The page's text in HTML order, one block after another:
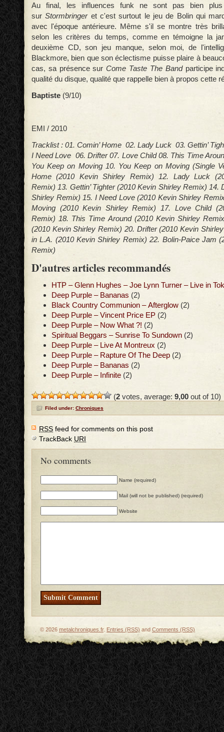
Au final, les influences funk ne sont pas bien plus
surStormbringer et c'est surtout le jeu de Bolin qui
avec l'époque antérieure. Même s'il se montre très
selon les critères du temps, comme en témoigne la
deuxième CD, son jeu manque, selon moi, de
Blackmore, bien que son éclectisme puisse plaire à
cas, sa présence surCome Taste The Band participe
qualité du disque, qualité que rappelle bien à propos cette
Baptiste (9/10)
EMI / 2010
Tracklist : 01. Comin’ Home 02. Lady Luck 03. Gettin’
I Need Love 06. Drifter 07. Love Child 08. This Time
You Keep on Moving 10. You Keep on Moving (Single
Home (2010 Kevin Shirley Remix) 12. Lady Luck
Remix) 13. Gettin’ Tighter (2010 Kevin Shirley Remix) 14.
Shirley Remix) 15. I Need Love (2010 Kevin Shirley
Moving (2010 Kevin Shirley Remix) 17. Love Child
Remix) 18. This Time Around (2010 Kevin Shirley
(2010 Kevin Shirley Remix) 20. Drifter (2010 Kevin
in L.A. (2010 Kevin Shirley Remix) 22. Bolin-Paice Jam
Remix)
D'autres articles recommandés
HTP – Glenn Hughes – Joe Lynn Turner – Live in
Deep Purple – Bananas (2)
Black Country Communion – Afterglow (2)
Deep Purple – Vincent Price EP (2)
Deep Purple – Now What ?! (2)
Spiritual Beggars – Sunrise To Sundown (2)
Deep Purple – Live At Montreux (2)
Deep Purple – Rapture Of The Deep (2)
Deep Purple – Bananas (2)
Deep Purple – Infinite (2)
(2 votes, average: 9,00 out of 10)
Filed under: Chroniques
RSS feed for comments on this post
TrackBack URI
No comments
Name (required)
Mail (will not be published) (required)
Website
© 2026 metalchroniques.fr. Entries (RSS) and Comments (RSS)